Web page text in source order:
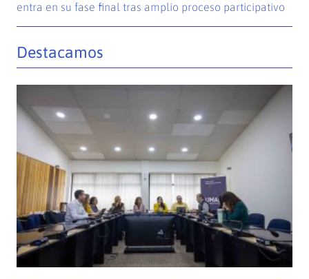
entra en su fase final tras amplio proceso participativo
Destacamos